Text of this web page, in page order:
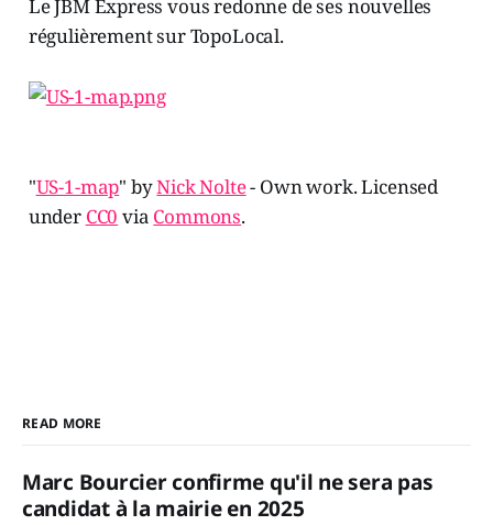
Le JBM Express vous redonne de ses nouvelles
régulièrement sur TopoLocal.
"US-1-map" byNick Nolte- Own work. Licensed
under CC0 via Commons.
READ MORE
Marc Bourcier confirme qu'il ne sera pas
candidat à la mairie en 2025